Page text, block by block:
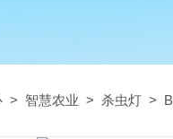
> 智慧农业 > 杀虫灯 >